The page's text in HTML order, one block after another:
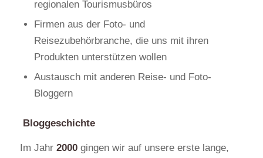
regionalen Tourismusbüros
Firmen aus der Foto- und
Reisezubehörbranche, die uns mit ihren
Produkten unterstützen wollen
Austausch mit anderen Reise- und Foto-
Bloggern
Bloggeschichte
Im Jahr 2000gingen wir auf unsere erste lange,